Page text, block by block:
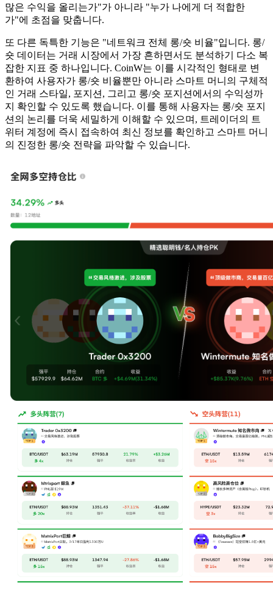
많은 수익을 올리는가"가 아니라 "누가 나에게 더 적합한
가"에 초점을 맞춥니다.
또 다른 독특한 기능은 "네트워크 전체 롱/숏 비율"입니다. 롱/
숏 데이터는 거래 시장에서 가장 흔하면서도 분석하기 다소 복
잡한 지표 중 하나입니다. CoinW는 이를 시각적인 형태로 변
환하여 사용자가 롱/숏 비율뿐만 아니라 스마트 머니의 구체적
인 거래 스타일, 포지션, 그리고 롱/숏 포지션에서의 수익성까
지 확인할 수 있도록 했습니다. 이를 통해 사용자는 롱/숏 포지
션의 논리를 더욱 세밀하게 이해할 수 있으며, 트레이더의 트
위터 계정에 즉시 접속하여 최신 정보를 확인하고 스마트 머니
의 진정한 롱/숏 전략을 파악할 수 있습니다.